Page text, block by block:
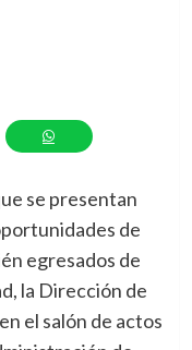
se presentan
de
egresados de
la Dirección de
el salón de actos